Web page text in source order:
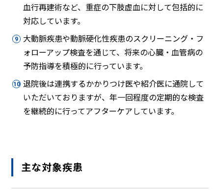
血行再建術など、重症の下肢虚血に対して包括的に
対応しています。
大動脈疾患や動脈硬化性疾患のスクリーニング・フ
ォローアップ検査を通じて、将来の心臓・血管病の
予防指導を積極的に行っています。
退院後は連携するかかりつけ医や紹介医に通院して
いただいておりますが、年一回程度の定期的な検査
を継続的に行ってアフターケアしています。
主な対象疾患